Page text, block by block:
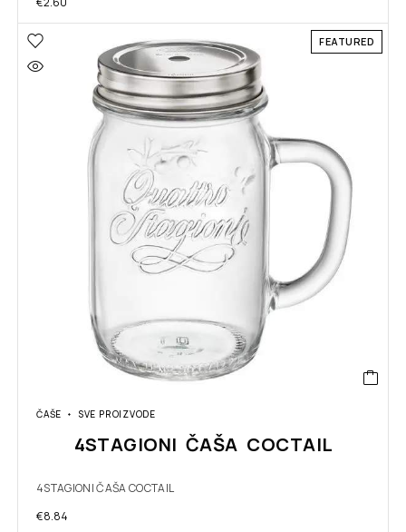
FEATURED
ČAŠE SVE PROIZVODE
4STAGIONI ČAŠA COCTAIL
4STAGIONI ČAŠA COCTAIL
€8.84